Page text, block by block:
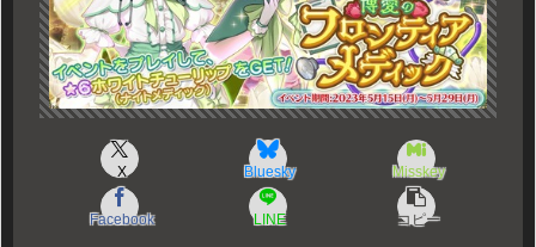
X Bluesky Misskey
Facebook LINE コピー